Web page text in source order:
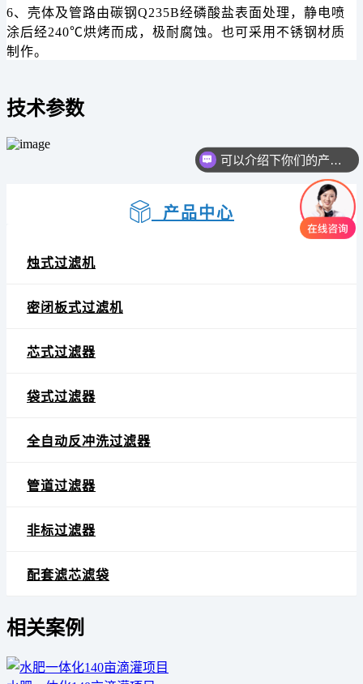
6、壳体及管路由碳钢Q235B经磷酸盐表面处理，静电喷
涂后经240℃烘烤而成，极耐腐蚀。也可采用不锈钢材质
制作。
技术参数
产品中心
烛式过滤机
密闭板式过滤机
芯式过滤器
袋式过滤器
全自动反冲洗过滤器
管道过滤器
非标过滤器
配套滤芯滤袋
相关案例
你们是怎么收费的呢